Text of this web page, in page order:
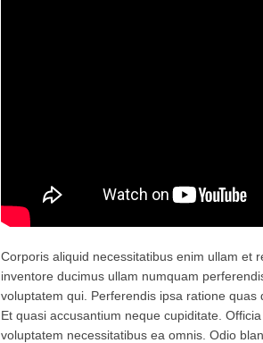
Corporis aliquid necessitatibus enim ullam et
inventore ducimus ullam numquam
voluptatem qui. Perferendis ipsa ratione quas
Et quasi accusantium neque cupiditate.
voluptatem necessitatibus ea omnis. Odio